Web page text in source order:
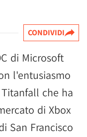
CONDIVIDI
di Microsoft
l'entusiasmo
che ha
di Xbox
San Francisco